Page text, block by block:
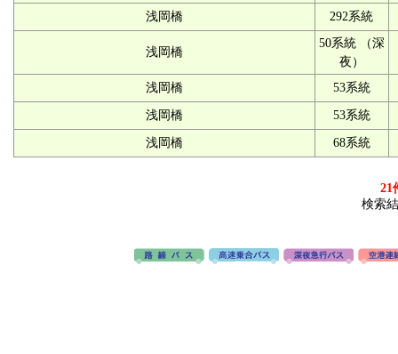
浅岡橋 292系統
浅岡橋
50系統 （深
夜）
浅岡橋
53系統
浅岡橋 53系統
浅岡橋 68系統
21
検索